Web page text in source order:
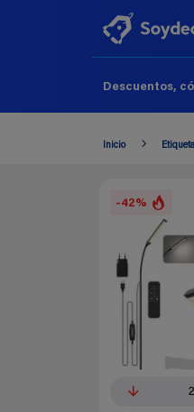
Descuentos,
Inicio
-42%